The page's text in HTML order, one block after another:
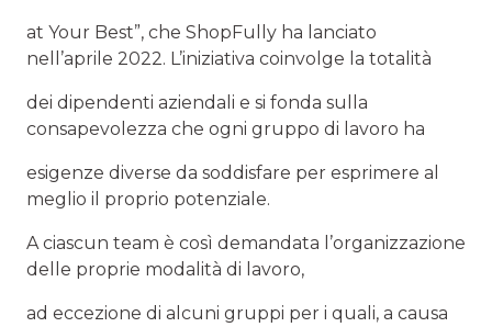
at Your Best”, che ShopFully ha lanciato
nell’aprile 2022. L’iniziativa coinvolge la totalità
dei dipendenti aziendali e si fonda sulla
consapevolezza che ogni gruppo di lavoro ha
esigenze diverse da soddisfare per esprimere al
meglio il proprio potenziale.
A ciascun team è così demandata l’organizzazione
delle proprie modalità di lavoro,
ad eccezione di alcuni gruppi per i quali, a causa